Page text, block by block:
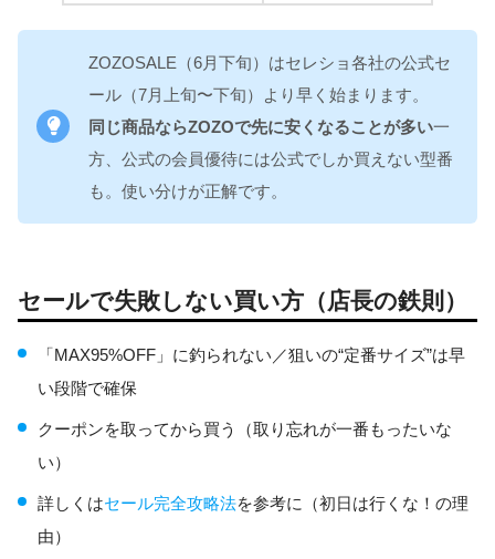
ZOZOSALE（6月下旬）はセレショ各社の公式セ
ール（7月上旬〜下旬）より早く始まります。
同じ商品ならZOZOで先に安くなることが多い一
方、公式の会員優待には公式でしか買えない型番
も。使い分けが正解です。
セールで失敗しない買い方（店長の鉄則）
「MAX95%OFF」に釣られない／狙いの“定番サイズ”は早
い段階で確保
クーポンを取ってから買う（取り忘れが一番もったいな
い）
詳しくはセール完全攻略法を参考に（初日は行くな！の理
由）